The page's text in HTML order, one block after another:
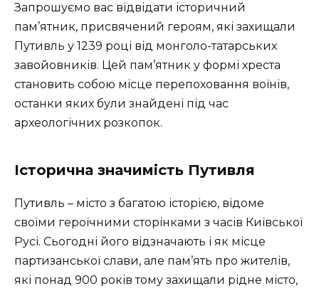
Запрошуємо вас відвідати історичний
пам’ятник, присвячений героям, які захищали
Путивль у 1239 році від монголо-татарських
завойовників. Цей пам’ятник у формі хреста
становить собою місце перепоховання воїнів,
останки яких були знайдені під час
археологічних розкопок.
Історична значимість Путивля
Путивль – місто з багатою історією, відоме
своїми героїчними сторінками з часів Київської
Русі. Сьогодні його відзначають і як місце
партизанської слави, але пам’ять про жителів,
які понад 900 років тому захищали рідне місто,